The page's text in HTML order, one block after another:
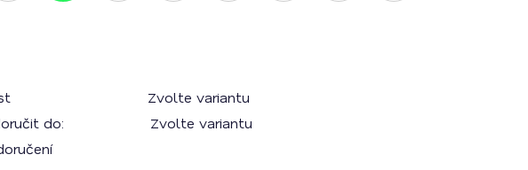
Zvolte variantu
do:
Zvolte variantu